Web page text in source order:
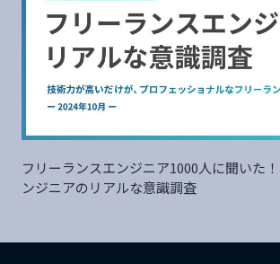
フリーランスエンジニア1000人に聞いた
ンジニアのリアルな意識調査